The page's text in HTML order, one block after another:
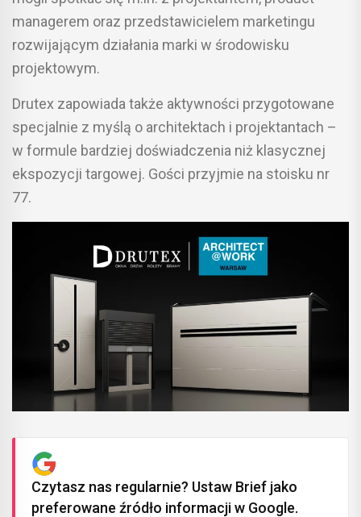
managerem oraz przedstawicielem marketingu
rozwijającym działania marki w środowisku
projektowym.
Drutex zapowiada także aktywności przygotowane
specjalnie z myślą o architektach i projektantach –
w formule bardziej doświadczenia niż klasycznej
ekspozycji targowej. Gości przyjmie na stoisku nr
77.
Czytasz nas regularnie? Ustaw Brief jako
preferowane źródło informacji w Google.